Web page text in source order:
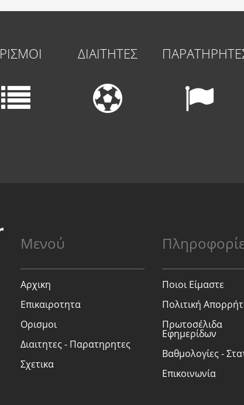
ΔΙΑΙΤΗΤΕΣ
Μενού
Αρχικη
Επικαιροτητα
Ορισμοι
Διαιτητες - Παρατηρητες
Σχετικα
Ποιοι Είμαστε
Πολιτική
Πρωτοσέλιδα
Εφημερίδων
Βαθμολογίες -
Επικοινωνία